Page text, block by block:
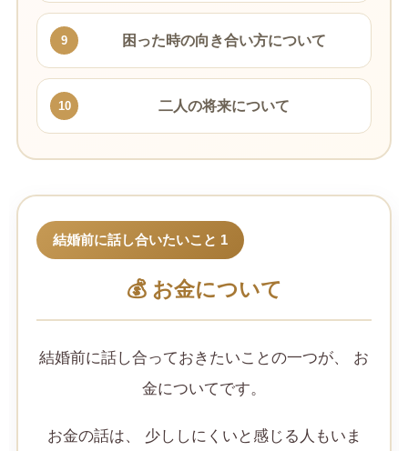
9 困った時の向き合い方について
10 二人の将来について
結婚前に話し合いたいこと 1
💰 お金について
結婚前に話し合っておきたいことの一つが、 お
金についてです。
お金の話は、 少ししにくいと感じる人もいま